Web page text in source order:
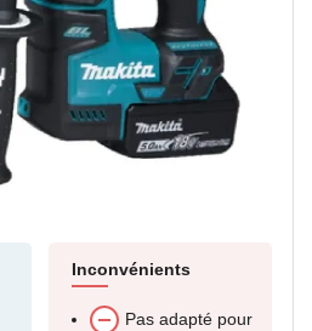
Inconvénients
Pas adapté pour